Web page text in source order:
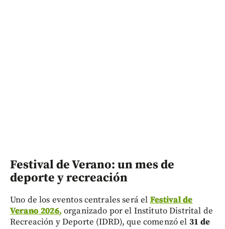
Festival de Verano: un mes de
deporte y recreación
Uno de los eventos centrales será el Festival de
Verano 2026, organizado por el Instituto Distrital de
Recreación y Deporte (IDRD), que comenzó el 31 de